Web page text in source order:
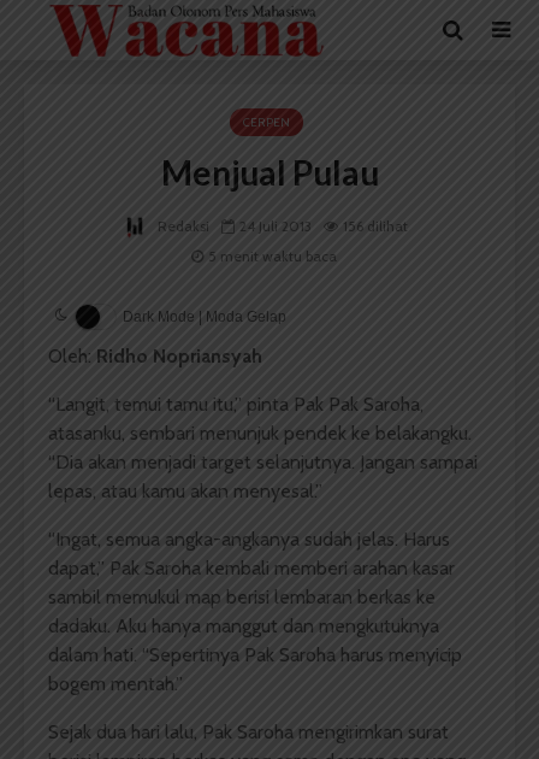
CERPEN
Menjual Pulau
Redaksi 24 Juli 2013
156 dilihat
5 menit waktu baca
Dark Mode | Moda Gelap
Oleh: Ridho Nopriansyah
“Langit, temui tamu itu,” pinta Pak Pak Saroha,
atasanku, sembari menunjuk pendek ke belakangku.
“Dia akan menjadi target selanjutnya. Jangan sampai
lepas, atau kamu akan menyesal.”
“Ingat, semua angka-angkanya sudah jelas. Harus
dapat,” Pak Saroha kembali memberi arahan kasar
sambil memukul map berisi lembaran berkas ke
dadaku. Aku hanya manggut dan mengkutuknya
dalam hati. “Sepertinya Pak Saroha harus menyicip
bogem mentah.”
Sejak dua hari lalu, Pak Saroha mengirimkan surat